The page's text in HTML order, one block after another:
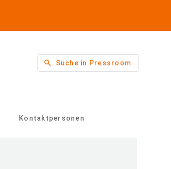
search Suche in Pressroom
Kontaktpersonen